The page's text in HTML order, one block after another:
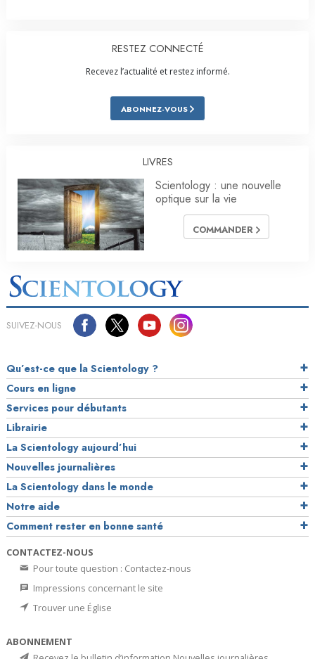
RESTEZ CONNECTÉ
Recevez l’actualité et restez informé.
ABONNEZ-VOUS
LIVRES
Scientology : une nouvelle
optique sur la vie
COMMANDER
SUIVEZ-NOUS
Qu’est-ce que la Scientology ?
Cours en ligne
Services pour débutants
Librairie
La Scientology aujourd’hui
Nouvelles journalières
La Scientology dans le monde
Notre aide
Comment rester en bonne santé
CONTACTEZ-NOUS
Pour toute question : Contactez-nous
Impressions concernant le site
Trouver une Église
ABONNEMENT